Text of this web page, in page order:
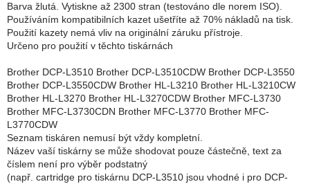
Barva žlutá. Vytiskne až 2300 stran (testováno dle norem ISO).
Používáním kompatibilních kazet ušetříte až 70% nákladů na tisk.
Použití kazety nemá vliv na originální záruku přístroje.
Určeno pro použití v těchto tiskárnách
Brother DCP-L3510 Brother DCP-L3510CDW Brother DCP-L3550
Brother DCP-L3550CDW Brother HL-L3210 Brother HL-L3210CW
Brother HL-L3270 Brother HL-L3270CDW Brother MFC-L3730
Brother MFC-L3730CDN Brother MFC-L3770 Brother MFC-
L3770CDW
Seznam tiskáren nemusí být vždy kompletní.
Název vaší tiskárny se může shodovat pouze částečně, text za
číslem není pro výběr podstatný
(např. cartridge pro tiskárnu DCP-L3510 jsou vhodné i pro DCP-